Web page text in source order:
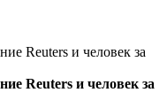
Reuters и человек за